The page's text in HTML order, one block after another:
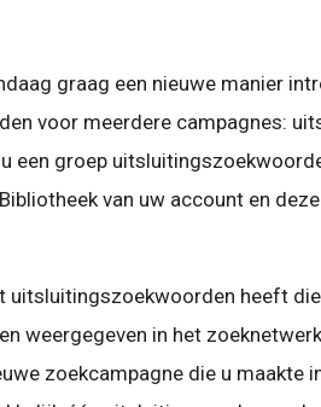
graag een nieuwe manier
voor meerdere campagnes:
een groep
van uw account en
uitsluitingszoekwoorden heeft
weergegeven in het
zoekcampagne die u maakte